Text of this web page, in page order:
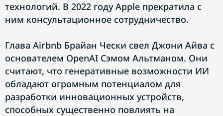
технологий. В 2022 году Apple прекратила с
ним консультационное сотрудничество.
Глава Airbnb Брайан Чески свел Джони Айва с
основателем OpenAI Сэмом Альтманом. Они
считают, что генеративные возможности ИИ
обладают огромным потенциалом для
разработки инновационных устройств,
способных существенно повлиять на